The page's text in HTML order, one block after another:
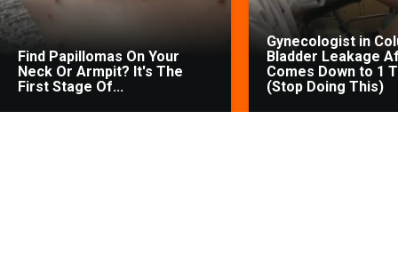
Find Papillomas On Your
Neck Or Armpit? It's The
First Stage Of...
Gynecologist in
Bladder Leakage
Comes Down to 1
(Stop Doing This)